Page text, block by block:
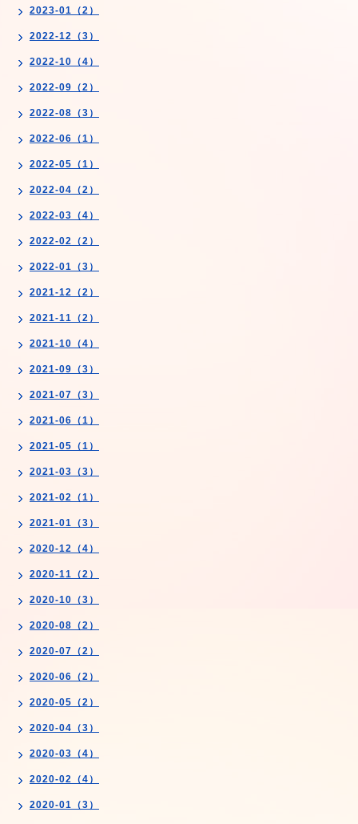
2023-01（2）
2022-12（3）
2022-10（4）
2022-09（2）
2022-08（3）
2022-06（1）
2022-05（1）
2022-04（2）
2022-03（4）
2022-02（2）
2022-01（3）
2021-12（2）
2021-11（2）
2021-10（4）
2021-09（3）
2021-07（3）
2021-06（1）
2021-05（1）
2021-03（3）
2021-02（1）
2021-01（3）
2020-12（4）
2020-11（2）
2020-10（3）
2020-08（2）
2020-07（2）
2020-06（2）
2020-05（2）
2020-04（3）
2020-03（4）
2020-02（4）
2020-01（3）